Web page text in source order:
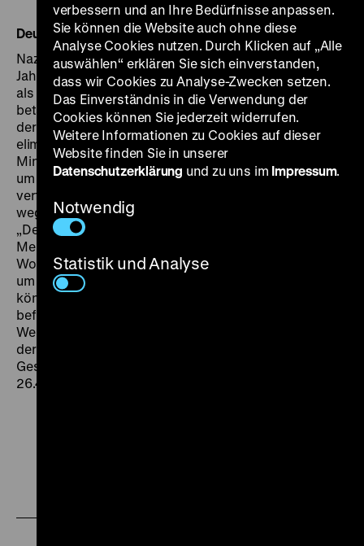
Deutsche Synchronfassung von 1952
Nazis raus! Als Warner BrothersCasablancazehn
Jahre nach seiner Uraufführung in der Bundesrepublik
als Ingrid Bergman-Starfilm auswerten wollte,
betätigte sich der Verleih als „Zensor“, um Einwänden
der FSK und Unmut beim Publikum vorzubeugen. Er
eliminierte durch Synchronisation und Kürzung um 21
Minuten sämtliche Szenen mit den deutschen Militärs
um Major Strasser (Conrad Veidt) und verwandelte den
verfolgten Widerstandskämpfer Victor László in einen
wegen Sabotage gesuchten Erfinder geheimnisvoller
„Deltastrahlen“ namens Viktor Larsen. Das Antinazi-
Melodram wurde zum exotischen Abenteuerfilm: „Das
Wort ‚Nazi‘ fällt nie, daß es sich bei den Flüchtlingen
um Deutsche, teils auch um deutsche Juden handeln
könnte, ist allenfalls an einigen Namen zu erahnen, wir
befinden uns in keiner geschichtlichen Zeit, das
Weltgeschehen ist ein Ungeheuer ohne Namen – statt
der Gestapo-Agenten fürchten alle Menschen nur
Gespenster“ (Karena Niehoff,
26.4.1974). (jr)
verbessern und an Ihre Bedürfnisse anpassen.
Sie können die Website auch ohne diese
Analyse Cookies nutzen. Durch Klicken auf „Alle
auswählen“ erklären Sie sich einverstanden,
dass wir Cookies zu Analyse-Zwecken setzen.
Das Einverständnis in die Verwendung der
Cookies können Sie jederzeit widerrufen.
Weitere Informationen zu Cookies auf dieser
Website finden Sie in unserer
Datenschutzerklärung und zu uns im Impressum.
Notwendig
Statistik und Analyse